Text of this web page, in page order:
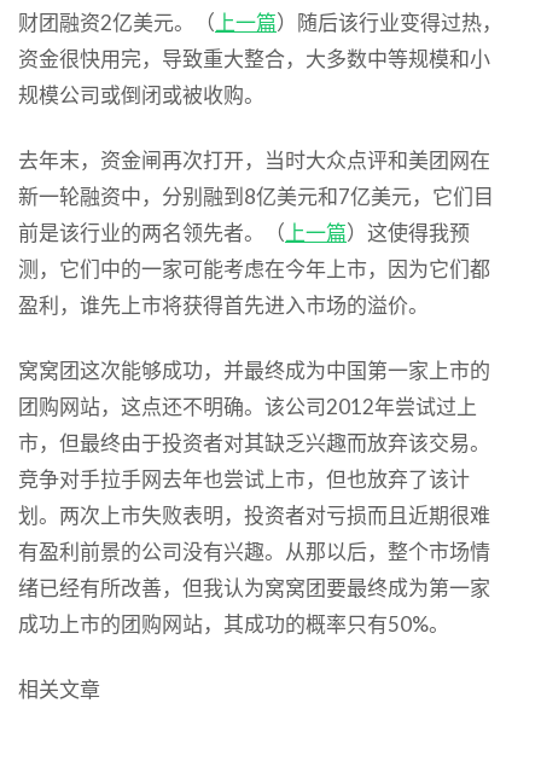
财团融资2亿美元。（ 上一篇）随后该行业变得过热，
资金很快用完，导致重大整合，大多数中等规模和小
规模公司或倒闭或被收购。
去年末，资金闸再次打开，当时大众点评和美团网在
新一轮融资中，分别融到8亿美元和7亿美元，它们目
前是该行业的两名领先者。（ 上一篇）这使得我预
测，它们中的一家可能考虑在今年上市，因为它们都
盈利，谁先上市将获得首先进入市场的溢价。
窝窝团这次能够成功，并最终成为中国第一家上市的
团购网站，这点还不明确。该公司2012年尝试过上
市，但最终由于投资者对其缺乏兴趣而放弃该交易。
竞争对手拉手网去年也尝试上市，但也放弃了该计
划。两次上市失败表明，投资者对亏损而且近期很难
有盈利前景的公司没有兴趣。从那以后，整个市场情
绪已经有所改善，但我认为窝窝团要最终成为第一家
成功上市的团购网站，其成功的概率只有50%。
相关文章